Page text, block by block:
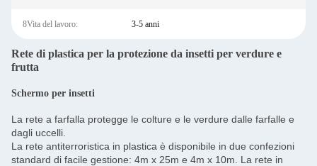
8Vita del lavoro: 3-5 anni
Rete di plastica per la protezione da insetti per verdure e
frutta
Schermo per insetti
La rete a farfalla protegge le colture e le verdure dalle farfalle e
dagli uccelli.
La rete antiterroristica in plastica è disponibile in due confezioni
standard di facile gestione: 4m x 25m e 4m x 10m. La rete in